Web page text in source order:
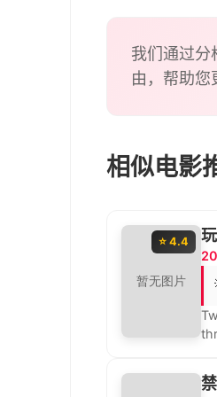
我们通过分
由，帮助您
相似电影
⭐ 4.4